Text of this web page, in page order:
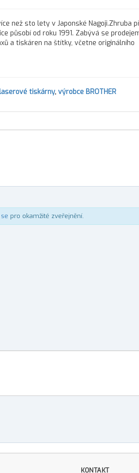
než sto lety v Japonské Nagoji.Zhruba
působí od roku 1991. Zabývá se
a tiskáren na štítky, včetne originálního
tiskárny, výrobce BROTHER
pro okamžité zveřejnění.
KONTAKT